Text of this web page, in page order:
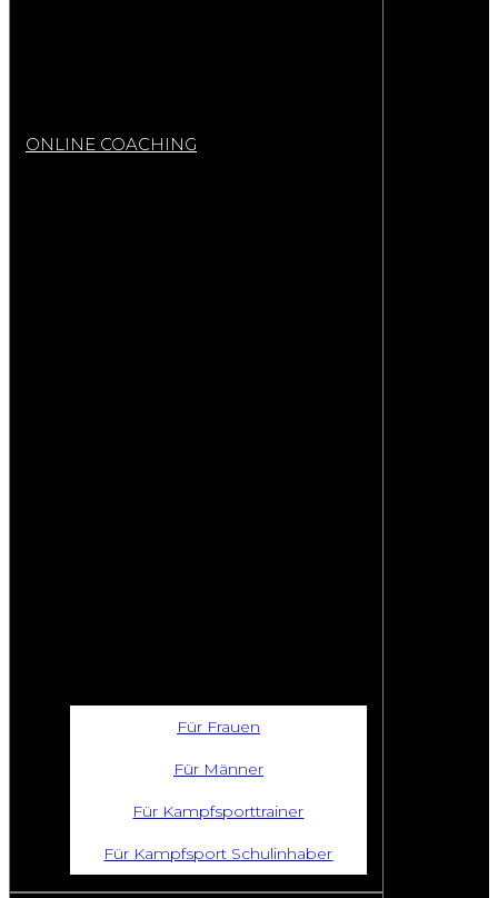
ONLINE COACHING
Für Frauen
Für Männer
Für Kampfsporttrainer
Für Kampfsport Schulinhaber